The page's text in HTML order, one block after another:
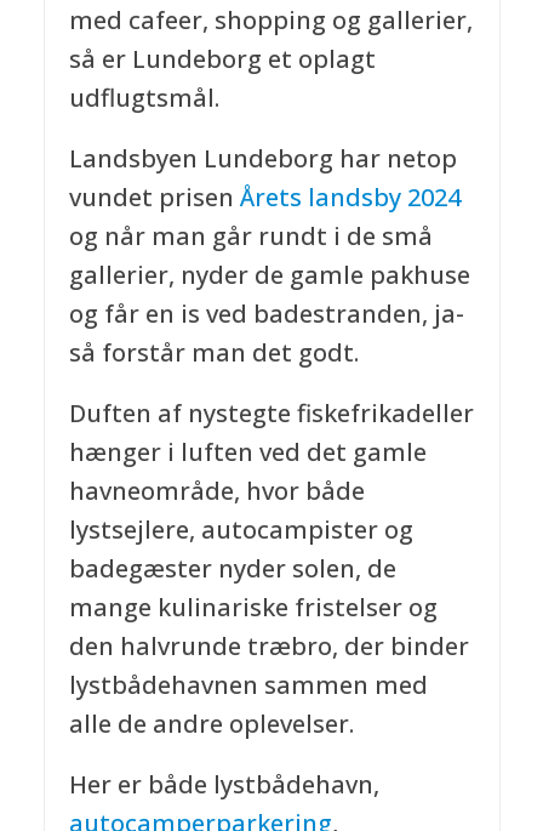
med cafeer, shopping og gallerier,
så er Lundeborg et oplagt
udflugtsmål.
Landsbyen Lundeborg har netop
vundet prisen Årets landsby 2024
og når man går rundt i de små
gallerier, nyder de gamle pakhuse
og får en is ved badestranden, ja-
så forstår man det godt.
Duften af nystegte fiskefrikadeller
hænger i luften ved det gamle
havneområde, hvor både
lystsejlere, autocampister og
badegæster nyder solen, de
mange kulinariske fristelser og
den halvrunde træbro, der binder
lystbådehavnen sammen med
alle de andre oplevelser.
Her er både lystbådehavn,
autocamperparkering,